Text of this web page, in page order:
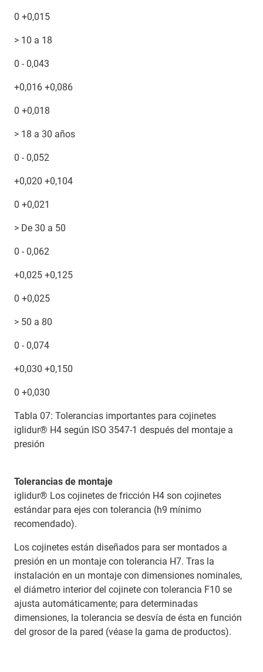
0 +0,015
> 10 a 18
0 - 0,043
+0,016 +0,086
0 +0,018
> 18 a 30 años
0 - 0,052
+0,020 +0,104
0 +0,021
> De 30 a 50
0 - 0,062
+0,025 +0,125
0 +0,025
> 50 a 80
0 - 0,074
+0,030 +0,150
0 +0,030
Tabla 07: Tolerancias importantes para cojinetes
iglidur® H4 según ISO 3547-1 después del montaje a
presión
Tolerancias de montaje
iglidur® Los cojinetes de fricción H4 son cojinetes
estándar para ejes con tolerancia (h9 mínimo
recomendado).
Los cojinetes están diseñados para ser montados a
presión en un montaje con tolerancia H7. Tras la
instalación en un montaje con dimensiones nominales,
el diámetro interior del cojinete con tolerancia F10 se
ajusta automáticamente; para determinadas
dimensiones, la tolerancia se desvía de ésta en función
del grosor de la pared (véase la gama de productos).